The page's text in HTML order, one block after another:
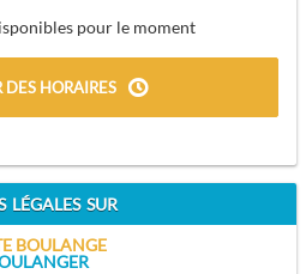
pour le moment
DES HORAIRES
LÉGALES SUR
BOULANGE